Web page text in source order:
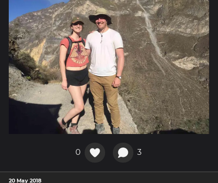
0 3
20 May 2018